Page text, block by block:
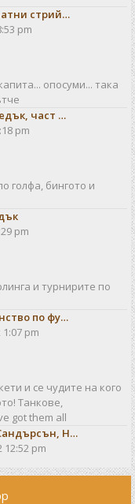
стрий…
pm
опосуми... така
част …
pm
голфа, бингото и
pm
и турнирите по
по фу…
1:07 pm
и се чудите на кого
Танкове,
got them all
Н…
12:52 pm